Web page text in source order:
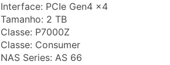
Interface: PCIe Gen4 x4
Tamanho: 2 TB
Classe: P7000Z
Classe: Consumer
NAS Series: AS 66